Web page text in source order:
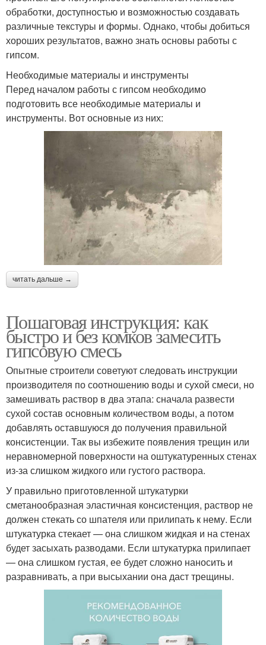
обработки, доступностью и возможностью создавать
различные текстуры и формы. Однако, чтобы добиться
хороших результатов, важно знать основы работы с
гипсом.
Необходимые материалы и инструменты
Перед началом работы с гипсом необходимо
подготовить все необходимые материалы и
инструменты. Вот основные из них:
читать дальше →
Пошаговая инструкция: как
быстро и без комков замесить
гипсовую смесь
Опытные строители советуют следовать инструкции
производителя по соотношению воды и сухой смеси, но
замешивать раствор в два этапа: сначала развести
сухой состав основным количеством воды, а потом
добавлять оставшуюся до получения правильной
консистенции. Так вы избежите появления трещин или
неравномерной поверхности на оштукатуренных стенах
из-за слишком жидкого или густого раствора.
У правильно приготовленной штукатурки
сметанообразная эластичная консистенция, раствор не
должен стекать со шпателя или прилипать к нему. Если
штукатурка стекает — она слишком жидкая и на стенах
будет засыхать разводами. Если штукатурка прилипает
— она слишком густая, ее будет сложно наносить и
разравнивать, а при высыхании она даст трещины.